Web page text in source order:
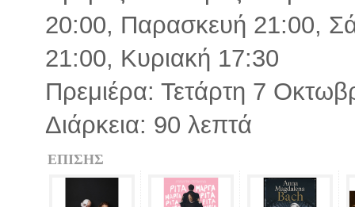
20:00, Παρασκευή 21:00,
21:00, Κυριακή 17:30
Πρεμιέρα: Τετάρτη 7
Διάρκεια: 90 λεπτά
ΕΠΙΣΗΣ